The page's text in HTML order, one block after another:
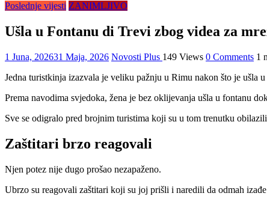
Poslednje vijesti ZANIMLJIVO
Ušla u Fontanu di Trevi zbog videa za
1 Juna, 202631 Maja, 2026 Novosti Plus 149 Views 0 Comments 1
Jedna turistkinja izazvala je veliku pažnju u Rimu nakon što je ušla
Prema navodima svjedoka, žena je bez oklijevanja ušla u fontanu
Sve se odigralo pred brojnim turistima koji su u tom trenutku
Zaštitari brzo reagovali
Njen potez nije dugo prošao nezapaženo.
Ubrzo su reagovali zaštitari koji su joj prišli i naredili da odmah